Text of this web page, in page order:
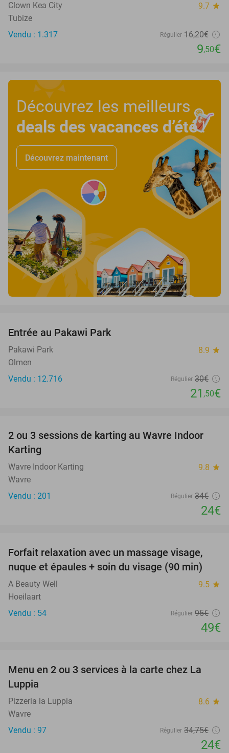
Clown Kea City 9.7 star
Tubize
Vendu : 1.317
Régulier 16,20€
9,50€
Découvrez les meilleurs
deals des vacances d’été!
Découvrez maintenant
Entrée au Pakawi Park
Pakawi Park 8.9 star
Olmen
Vendu : 12.716
Régulier 30€
21 ,50€
29%
2 ou 3 sessions de karting au Wavre Indoor
Karting
Wavre Indoor Karting 9.8 star
Wavre
Vendu : 201
Régulier 34€
24€
48%
Forfait relaxation avec un massage visage,
nuque et épaules + soin du visage (90 min)
A Beauty Well 9.5 star
Hoeilaart
Vendu : 54
Régulier 95€
49€
31%
Menu en 2 ou 3 services à la carte chez La
Luppia
Pizzeria la Luppia 8.6 star
Wavre
Vendu : 97
Régulier 34,75€
24€